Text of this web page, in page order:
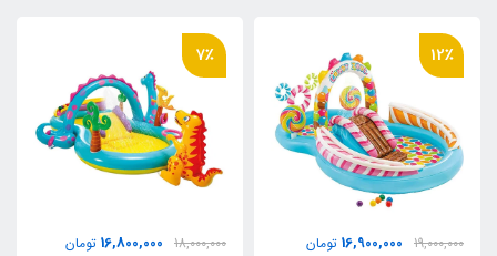
12٪
19,000,000
16,900,000 تومان
7٪
18,000,000
16,800,000 تومان